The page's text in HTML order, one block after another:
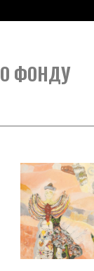
О ФОНДУ